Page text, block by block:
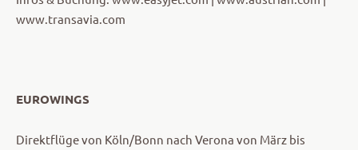
www.transavia.com
EUROWINGS
Direktflüge von Köln/Bonn nach Verona von März bis